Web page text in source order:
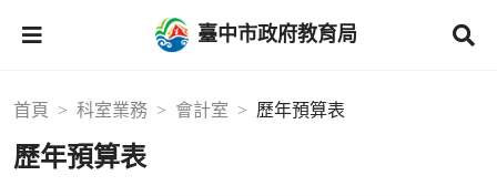
臺中市政府教育局
首頁 科室業務 會計室 歷年預算表
歷年預算表